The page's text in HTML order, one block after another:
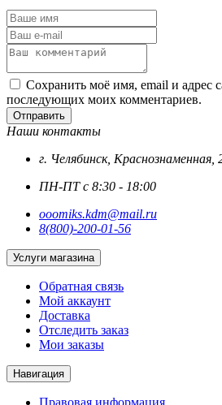
Сохранить моё имя, email и адрес
последующих моих комментариев.
Отправить
Наши контакты
г. Челябинск, Краснознаменная,
ПН-ПТ с 8:30 - 18:00
ooomiks.kdm@mail.ru
8(800)-200-01-56
Услуги магазина
Обратная связь
Мой аккаунт
Доставка
Отследить заказ
Мои заказы
Навигация
Правовая информация